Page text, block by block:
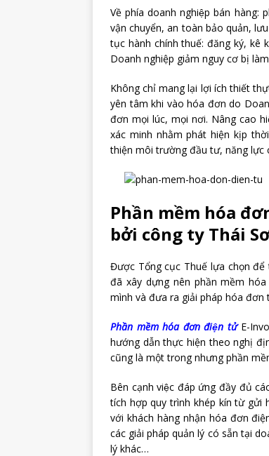
Về phía doanh nghiệp bán hàng:
vận chuyển, an toàn bảo quản,
tục hành chính thuế: đăng ký, kê
Doanh nghiệp giảm nguy cơ bị
Không chỉ mang lại lợi ích thiết
yên tâm khi vào hóa đơn do
đơn mọi lúc, mọi nơi. Nâng cao
xác minh nhằm phát hiện kịp
thiện môi trường đầu tư, năng lực
Phần mềm hóa
bởi công ty Thái
Được Tổng cục Thuế lựa chọn
đã xây dựng nên phần mềm
mình và đưa ra giải pháp hóa đơn
Phần mềm hóa đơn điện tửE-
hướng dẫn thực hiện theo nghị
cũng là một trong nhưng phần
Bên cạnh việc đáp ứng đầy đủ
tích hợp quy trình khép kín từ gửi
với khách hàng nhận hóa đơn
các giải pháp quản lý có sẵn tại
lý khác…